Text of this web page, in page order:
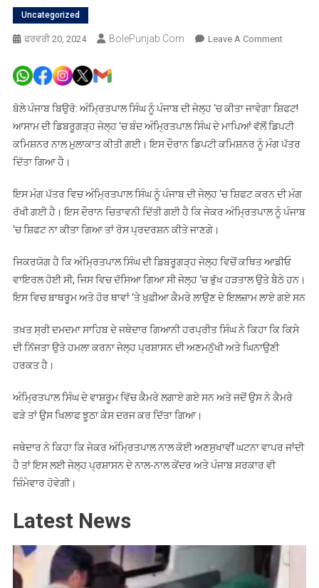
Uncategorized
ਫਰਵਰੀ 20, 2024 BolePunjab.com Leave A CommentOn
‘ਚ
ਕੀਤਾ
ਜਾਵੇਗਾ
ਸਿੰਘ
ਬੋਲੇ ਪੰਜਾਬ ਬਿਉਰੋ: ਅੰਮ੍ਰਿਤਪਾਲ ਸਿੰਘ ਨੂੰ ਪੰਜਾਬ ਦੀ ਜੇਲ੍ਹ ‘ਚ ਕੀਤਾ ਜਾਵੇਗਾ ਸ਼ਿਫਟ!
ਆਸਾਮ ਦੀ ਡਿਬਰੂਗੜ੍ਹ ਜੇਲ੍ਹ ‘ਚ ਬੰਦ ਅੰਮ੍ਰਿਤਪਾਲ ਸਿੰਘ ਦੇ ਮਾਪਿਆਂ ਵੱਲੋਂ ਡਿਪਟੀ
ਕਮਿਸ਼ਨਰ ਨਾਲ ਮੁਲਾਕਾਤ ਕੀਤੀ ਗਈ। ਇਸ ਦੌਰਾਨ ਡਿਪਟੀ ਕਮਿਸ਼ਨਰ ਨੂੰ ਮੰਗ ਪੱਤਰ
ਦਿੱਤਾ ਗਿਆ ਹੈ।
ਇਸ ਮੰਗ ਪੱਤਰ ਵਿਚ ਅੰਮ੍ਰਿਤਪਾਲ ਸਿੰਘ ਨੂੰ ਪੰਜਾਬ ਦੀ ਜੇਲ੍ਹ ‘ਚ ਸ਼ਿਫਟ ਕਰਨ ਦੀ ਮੰਗ
ਰੱਖੀ ਗਈ ਹੈ। ਇਸ ਦੌਰਾਨ ਚਿਤਾਵਨੀ ਦਿੱਤੀ ਗਈ ਹੈ ਕਿ ਜੇਕਰ ਅੰਮ੍ਰਿਤਪਾਲ ਨੂੰ ਪੰਜਾਬ
‘ਚ ਸ਼ਿਫਟ ਨਾ ਕੀਤਾ ਗਿਆ ਤਾਂ ਰੋਸ ਪ੍ਰਦਰਸ਼ਨ ਕੀਤੇ ਜਾਣਗੇ।
ਜਿਕਰਯੋਗ ਹੈ ਕਿ ਅੰਮ੍ਰਿਤਪਾਲ ਸਿੰਘ ਦੀ ਡਿਬਰੂਗੜ੍ਹ ਜੇਲ੍ਹ ਵਿਚੋਂ ਕਥਿਤ ਆਡੀਓ
ਵਾਇਰਲ ਹੋਈ ਸੀ, ਜਿਸ ਵਿਚ ਦੱਸਿਆ ਗਿਆ ਸੀ ਜੇਲ੍ਹ ‘ਚ ਭੁੱਖ ਹੜਤਾਲ ਉਤੇ ਬੈਠੇ ਹਨ।
ਇਸ ਵਿਚ ਬਾਥਰੂਮ ਅਤੇ ਹੋਰ ਥਾਵਾਂ ‘ਤੇ ਖੁਫ਼ੀਆ ਕੈਮਰੇ ਲਾਉਣ ਦੇ ਇਲਜ਼ਾਮ ਲਾਏ ਗਏ ਸਨ
ਤਖ਼ਤ ਸ੍ਰੀ ਦਮਦਮਾ ਸਾਹਿਬ ਦੇ ਜਥੇਦਾਰ ਗਿਆਨੀ ਹਰਪ੍ਰੀਤ ਸਿੰਘ ਨੇ ਕਿਹਾ ਕਿ ਕਿਸੇ
ਦੀ ਨਿੱਜਤਾ ਉਤੇ ਹਮਲਾ ਕਰਨਾ ਜੇਲ੍ਹ ਪ੍ਰਸ਼ਾਸਨ ਦੀ ਅਣਮਨੁੱਖੀ ਅਤੇ ਘਿਨਾਉਣੀ
ਹਰਕਤ ਹੈ।
ਅੰਮ੍ਰਿਤਪਾਲ ਸਿੰਘ ਦੇ ਵਾਸ਼ਰੂਮ ਵਿੱਚ ਕੈਮਰੇ ਲਗਾਏ ਗਏ ਸਨ ਅਤੇ ਜਦੋਂ ਉਸ ਨੇ ਕੈਮਰੇ
ਫੜੇ ਤਾਂ ਉਸ ਖਿਲਾਫ ਝੂਠਾ ਕੇਸ ਦਰਜ ਕਰ ਦਿੱਤਾ ਗਿਆ।
ਜਥੇਦਾਰ ਨੇ ਕਿਹਾ ਕਿ ਜੇਕਰ ਅੰਮ੍ਰਿਤਪਾਲ ਨਾਲ ਕੋਈ ਅਣਸੁਖਾਵੀਂ ਘਟਨਾ ਵਾਪਰ ਜਾਂਦੀ
ਹੈ ਤਾਂ ਇਸ ਲਈ ਜੇਲ੍ਹ ਪ੍ਰਸ਼ਾਸਨ ਦੇ ਨਾਲ-ਨਾਲ ਕੇਂਦਰ ਅਤੇ ਪੰਜਾਬ ਸਰਕਾਰ ਵੀ
ਜ਼ਿੰਮੇਵਾਰ ਹੋਵੇਗੀ।
Latest News